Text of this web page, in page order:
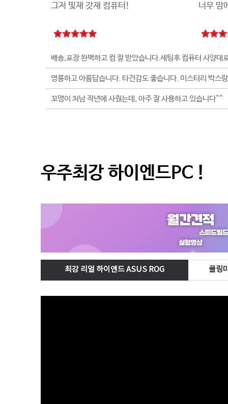
그저 빛재 갓재 컴퓨터! 너무 맘
꼬맹이 처남 작년에 사줬는데, 아주 잘 사용하고 있습니다^^
우주최강 하이엔드PC !
최강 리얼 하이엔드 ASUS ROG 쿨링